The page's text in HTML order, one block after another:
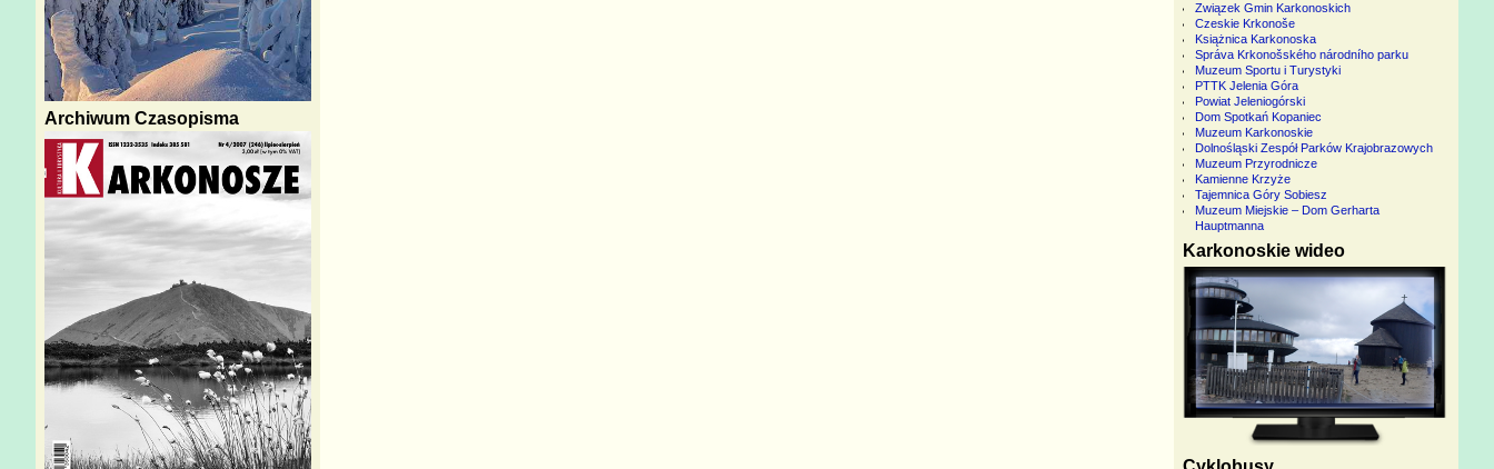
Archiwum Czasopisma
Związek Gmin Karkonoskich
Czeskie Krkonoše
Książnica Karkonoska
Správa Krkonošského národního parku
Muzeum Sportu i Turystyki
PTTK Jelenia Góra
Powiat Jeleniogórski
Dom Spotkań Kopaniec
Muzeum Karkonoskie
Dolnośląski Zespół Parków Krajobrazowych
Muzeum Przyrodnicze
Kamienne Krzyże
Tajemnica Góry Sobiesz
Muzeum Miejskie – Dom Gerharta
Hauptmanna
Karkonoskie wideo